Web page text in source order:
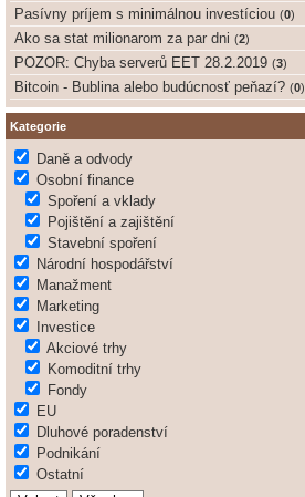
Pasívny príjem s minimálnou investíciou (0)
Ako sa stat milionarom za par dni (2)
POZOR: Chyba serverů EET 28.2.2019 (3)
Bitcoin - Bublina alebo budúcnosť peňazí? (0)
Kategorie
Daně a odvody
Osobní finance
Spoření a vklady
Pojištění a zajištění
Stavební spoření
Národní hospodářství
Manažment
Marketing
Investice
Akciové trhy
Komoditní trhy
Fondy
EU
Dluhové poradenství
Podnikání
Ostatní